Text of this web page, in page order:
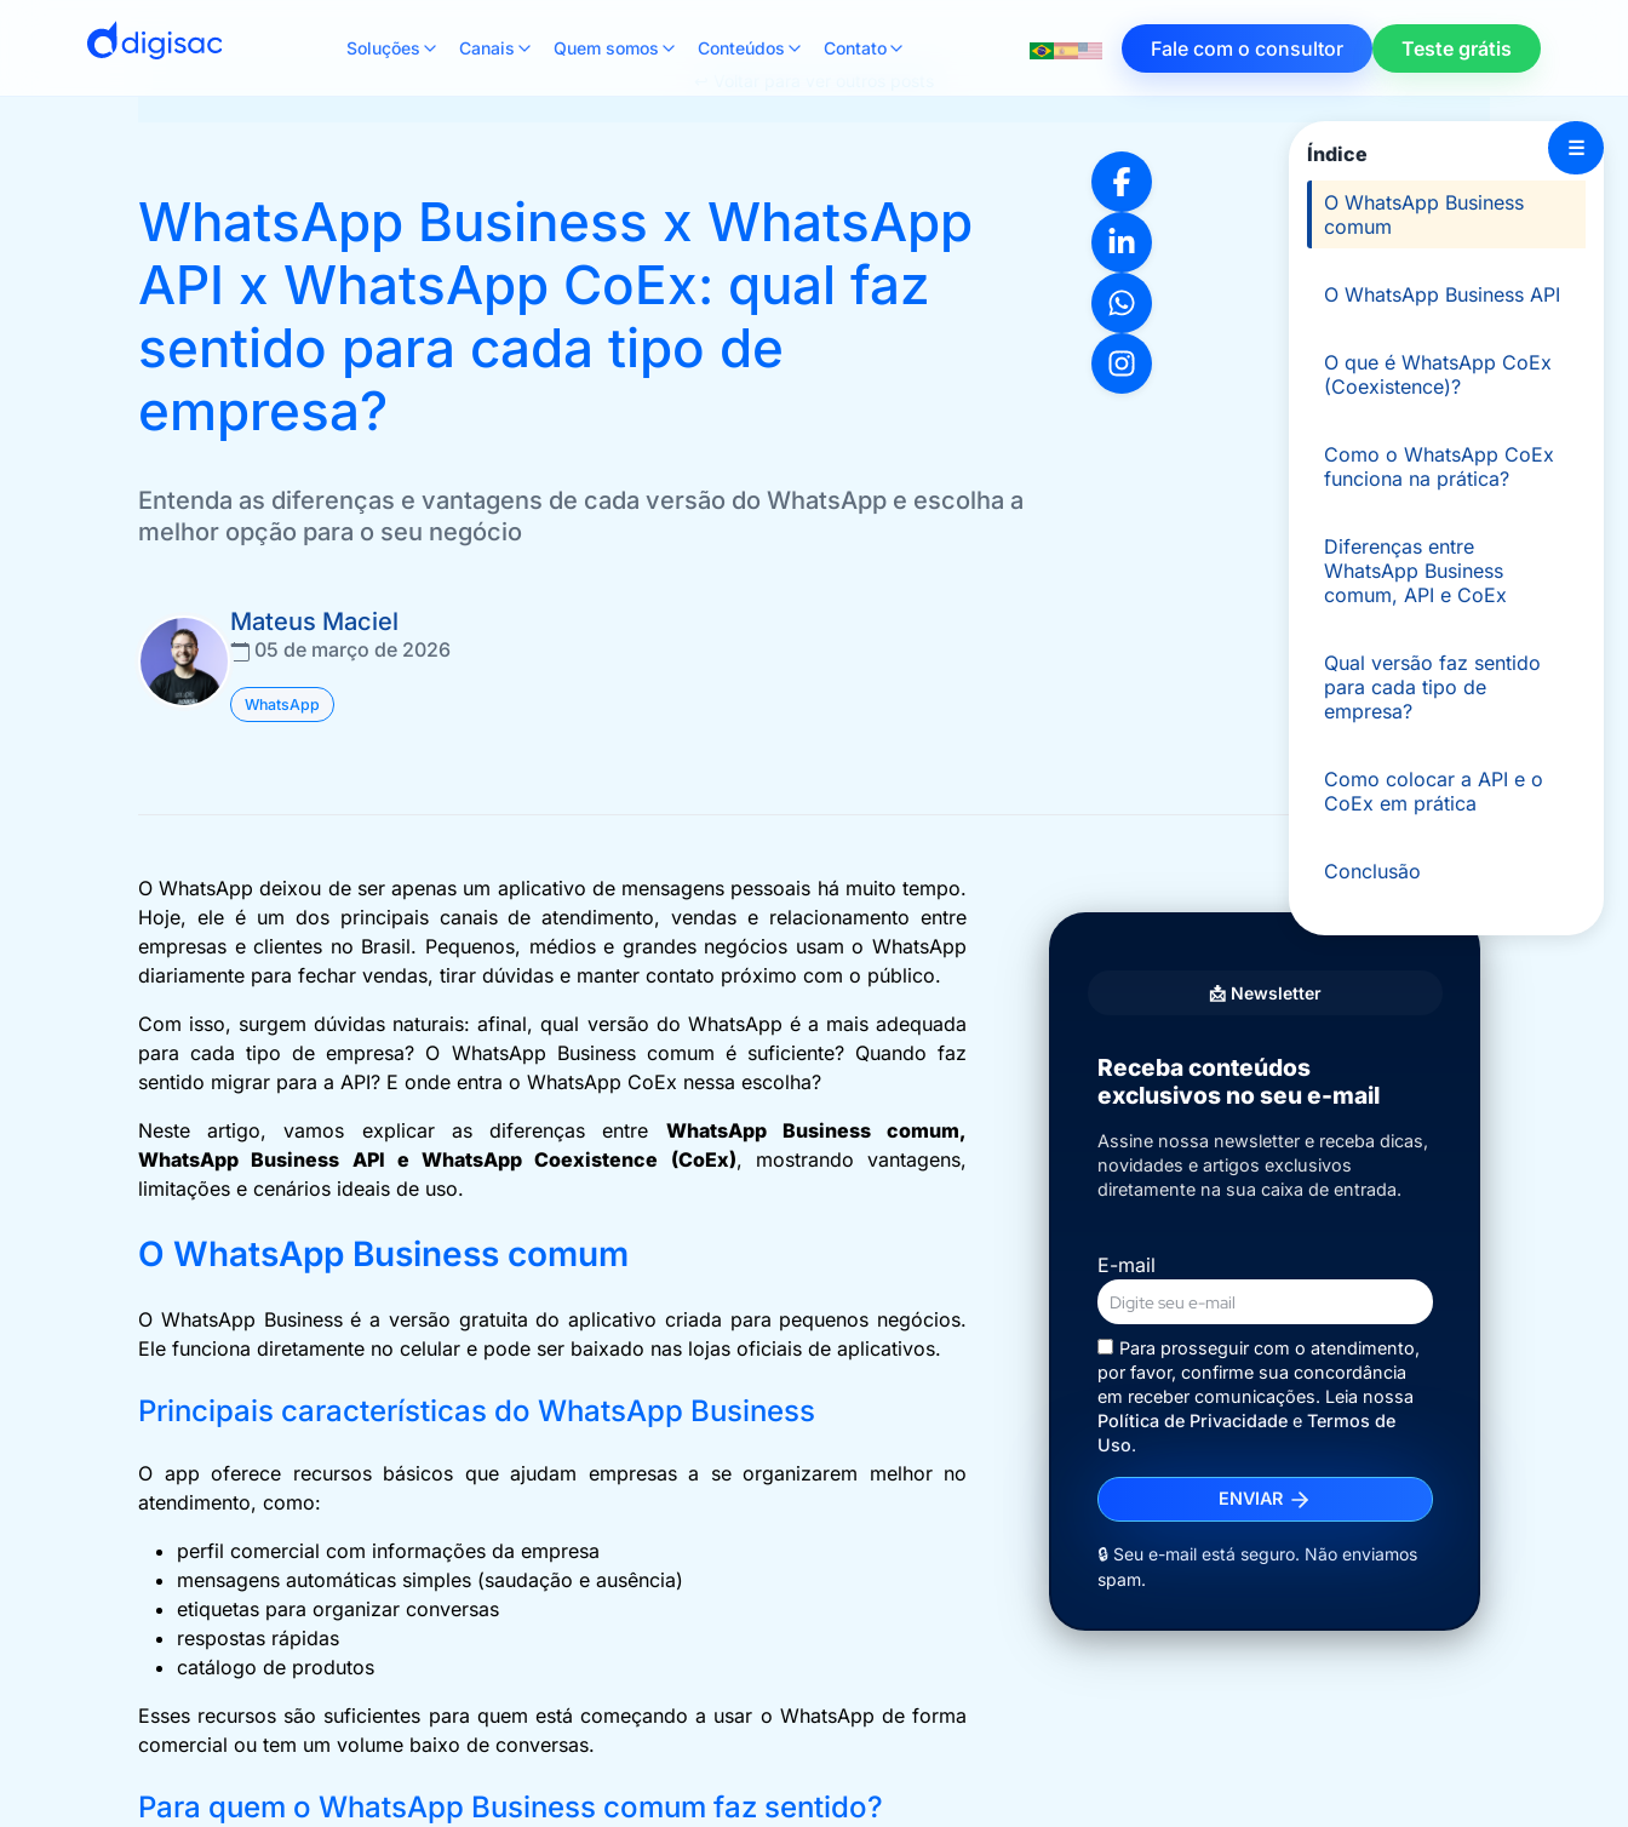
Soluções Canais Quem somos Conteúdos Contato Fale com o consultor Teste grátis
WhatsApp Business x WhatsApp
API x WhatsApp CoEx: qual faz
sentido para cada tipo de
empresa?
Entenda as diferenças e vantagens de cada versão do WhatsApp e escolha a
melhor opção para o seu negócio
Mateus Maciel
05 de março de 2026
WhatsApp
O WhatsApp deixou de ser apenas um aplicativo de mensagens pessoais há muito tempo.
Hoje, ele é um dos principais canais de atendimento, vendas e relacionamento entre
empresas e clientes no Brasil. Pequenos, médios e grandes negócios usam o WhatsApp
diariamente para fechar vendas, tirar dúvidas e manter contato próximo com o público.
Com isso, surgem dúvidas naturais: afinal, qual versão do WhatsApp é a mais adequada
para cada tipo de empresa? O WhatsApp Business comum é suficiente? Quando faz
sentido migrar para a API? E onde entra o WhatsApp CoEx nessa escolha?
Neste artigo, vamos explicar as diferenças entre WhatsApp Business comum,
WhatsApp Business API e WhatsApp Coexistence (CoEx), mostrando vantagens,
limitações e cenários ideais de uso.
O WhatsApp Business comum
O WhatsApp Business é a versão gratuita do aplicativo criada para pequenos negócios.
Ele funciona diretamente no celular e pode ser baixado nas lojas oficiais de aplicativos.
Principais características do WhatsApp Business
O app oferece recursos básicos que ajudam empresas a se organizarem melhor no
atendimento, como:
perfil comercial com informações da empresa
mensagens automáticas simples (saudação e ausência)
etiquetas para organizar conversas
respostas rápidas
catálogo de produtos
Esses recursos são suficientes para quem está começando a usar o WhatsApp de forma
comercial ou tem um volume baixo de conversas.
Para quem o WhatsApp Business comum faz sentido?
📩 Newsletter
Receba conteúdos
exclusivos no seu e-mail
Assine nossa newsletter e receba dicas,
novidades e artigos exclusivos
diretamente na sua caixa de entrada.
E-mail
Para prosseguir com o atendimento,
por favor, confirme sua concordância
em receber comunicações. Leia nossa
Política de Privacidadee Termos de
Uso.
ENVIAR
🔒 Seu e-mail está seguro. Não enviamos
spam.
Índice ☰
O WhatsApp Business
comum
O WhatsApp Business API
O que é WhatsApp CoEx
(Coexistence)?
Como o WhatsApp CoEx
funciona na prática?
Diferenças entre
WhatsApp Business
comum, API e CoEx
Qual versão faz sentido
para cada tipo de
empresa?
Como colocar a API e o
CoEx em prática
Conclusão